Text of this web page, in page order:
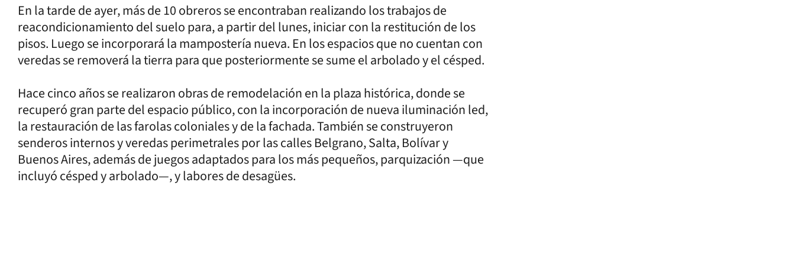
En la tarde de ayer, más de 10 obreros se encontraban realizando los trabajos de
reacondicionamiento del suelo para, a partir del lunes, iniciar con la restitución de los
pisos. Luego se incorporará la mampostería nueva. En los espacios que no cuentan con
veredas se removerá la tierra para que posteriormente se sume el arbolado y el césped.
Hace cinco años se realizaron obras de remodelación en la plaza histórica, donde se
recuperó gran parte del espacio público, con la incorporación de nueva iluminación led,
la restauración de las farolas coloniales y de la fachada. También se construyeron
senderos internos y veredas perimetrales por las calles Belgrano, Salta, Bolívar y
Buenos Aires, además de juegos adaptados para los más pequeños, parquización —que
incluyó césped y arbolado—, y labores de desagües.